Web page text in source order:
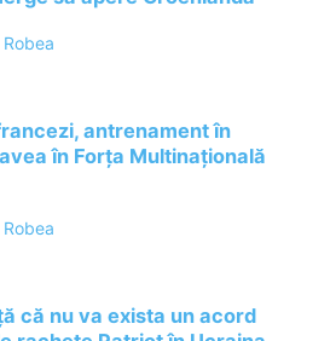
antrenament în
în Forța Multinațională
că nu va exista un acord